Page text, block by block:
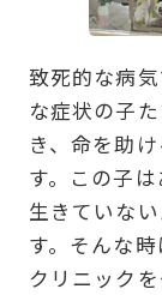
致死的な病
な症状の子
き、命を助
す。この子
生きていな
す。そんな
クリニック